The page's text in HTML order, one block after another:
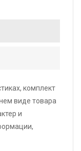
комплект
виде товара
и